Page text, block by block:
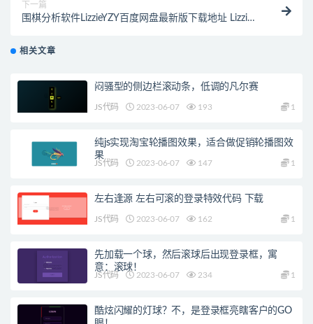
下一篇
围棋分析软件LizzieYZY百度网盘最新版下载地址 Lizzie
相关文章
闷骚型的侧边栏滚动条，低调的凡尔赛
JS代码 2023-06-07 193 1
纯js实现淘宝轮播图效果，适合做促销轮播图效
果
JS代码 2023-06-07 147 1
左右逢源 左右可滚的登录特效代码 下载
JS代码 2023-06-07 162 1
先加载一个球，然后滚球后出现登录框，寓
意：滚球！
JS代码 2023-06-07 234 1
酷炫闪耀的灯球？不，是登录框亮瞎客户的GO